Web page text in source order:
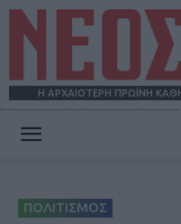
Η ΑΡΧΑΙΟΤΕΡΗ ΠΡΩΪΝΗ
ΠΟΛΙΤΙΣΜΟΣ